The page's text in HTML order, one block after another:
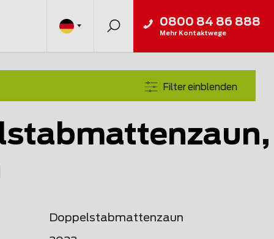
0800 84 86 888
Mehr Kontaktwege
Filter einblenden
Doppelstabmattenzaun